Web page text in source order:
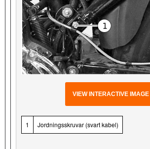
VIEW INTERACTIVE IMAGE
1 Jordningsskruvar (svart kabel)